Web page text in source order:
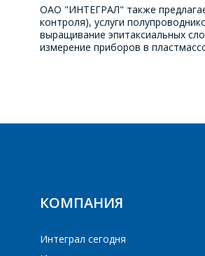
ОАО "ИНТЕГРАЛ" также
контроля), услуги
выращивание эпитаксиальных
измерение приборов в
КОМПАНИЯ
Интеграл сегодня